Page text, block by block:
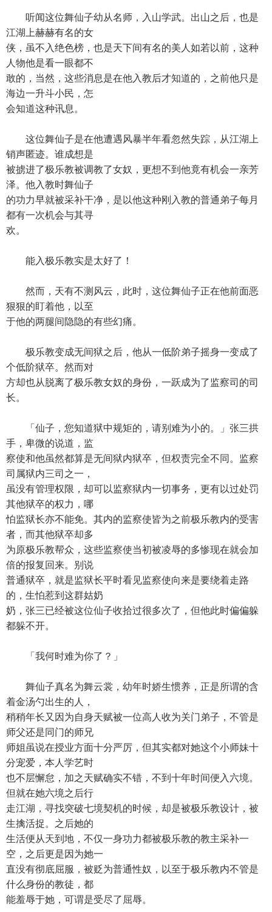
听闻这位舞仙子幼从名师，入山学武。出山之后，也是
江湖上赫赫有名的女
侠，虽不入绝色榜，也是天下间有名的美人如若以前，这种
人物他是看一眼都不
敢的，当然，这些消息是在他入教后才知道的，之前他只是
海边一升斗小民，怎
会知道这种讯息。
这位舞仙子是在他遭遇风暴半年看忽然失踪，从江湖上
销声匿迹。谁成想是
被掳进了极乐教被调教了女奴，更想不到他竟有机会一亲芳
泽。他入教时舞仙子
的功力早就被采补干净，是以他这种刚入教的普通弟子每月
都有一次机会与其寻
欢。
能入极乐教实是太好了！
然而，天有不测风云，此时，这位舞仙子正在他前面恶
狠狠的盯着他，以至
于他的两腿间隐隐的有些幻痛。
极乐教变成无间狱之后，他从一低阶弟子摇身一变成了
个低阶狱卒。然而对
方却也从脱离了极乐教女奴的身份，一跃成为了监察司的司
长。
「仙子，您知道狱中规矩的，请别难为小的。」张三拱
手，卑微的说道，监
察使和他虽然都算是无间狱内狱卒，但权责完全不同。监察
司属狱内三司之一，
虽没有管理权限，却可以监察狱内一切事务，更有以过处罚
其他狱卒的权力，哪
怕监狱长亦不能免。其内的监察使皆为之前极乐教内的受害
者，而其他狱卒却多
为原极乐教帮众，这些监察使当初被凌辱的多惨现在就会加
倍的报复回来。别说
普通狱卒，就是监狱长平时看见监察使向来是要绕着走路
的，生怕惹到这群姑奶
奶，张三已经被这位仙子收拾过很多次了，但他此时偏偏躲
都躲不开。
「我何时难为你了？」
舞仙子真名为舞云裳，幼年时娇生惯养，正是所谓的含
着金汤勺出生的人，
稍稍年长又因为自身天赋被一位高人收为关门弟子，不管是
师父还是同门的师兄
师姐虽说在授业方面十分严厉，但其实都对她这个小师妹十
分宠爱，本人学艺时
也不层懈怠，加之天赋确实不错，不到十年时间便入六境。
但就在她六境之后行
走江湖，寻找突破七境契机的时候，却是被极乐教设计，被
生擒活捉。之后她的
生活便从天到地，不仅一身功力都被极乐教的教主采补一
空，之后更是因为她一
直没有彻底屈服，被贬为普通性奴，以至于极乐教内不管是
什么身份的教徒，都
能羞辱于她，可谓是受尽了屈辱。